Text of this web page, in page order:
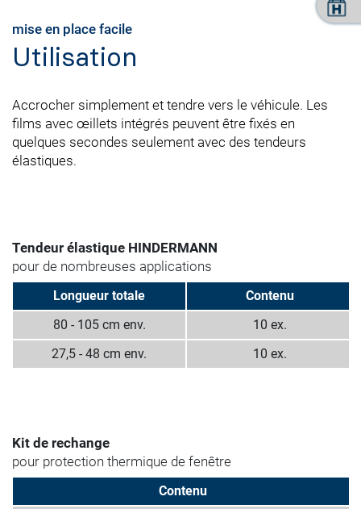
mise en place facile
Utilisation
Accrocher simplement et tendre vers le véhicule. Les
films avec œillets intégrés peuvent être fixés en
quelques secondes seulement avec des tendeurs
élastiques.
Tendeur élastique HINDERMANN
pour de nombreuses applications
Longueur totale
Contenu
80 - 105 cm env.
10 ex.
27,5 - 48 cm env.
10 ex.
Kit de rechange
pour protection thermique de fenêtre
Contenu